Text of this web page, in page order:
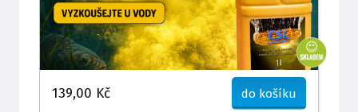
139,00 Kč do košíku